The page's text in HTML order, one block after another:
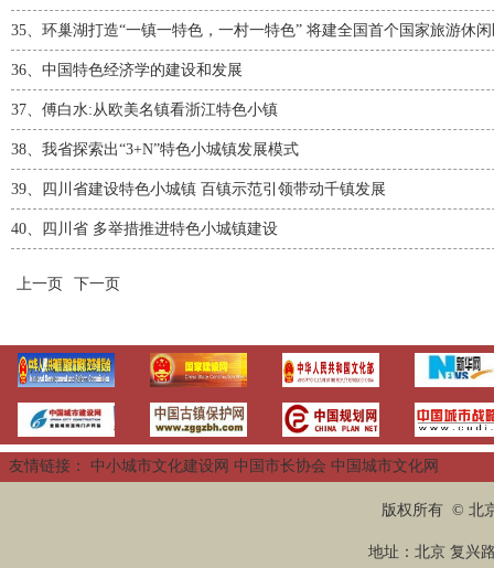
35、 环巢湖打造“一镇一特色，一村一特色” 将建全国首个国家旅游休
36、 中国特色经济学的建设和发展
37、 傅白水:从欧美名镇看浙江特色小镇
38、 我省探索出“3+N”特色小城镇发展模式
39、 四川省建设特色小城镇 百镇示范引领带动千镇发展
40、 四川省 多举措推进特色小城镇建设
上一页 下一页
友情链接： 中小城市文化建设网 中国市长协会 中国城市文化网
版权所有 © 北
地址：北京 复兴